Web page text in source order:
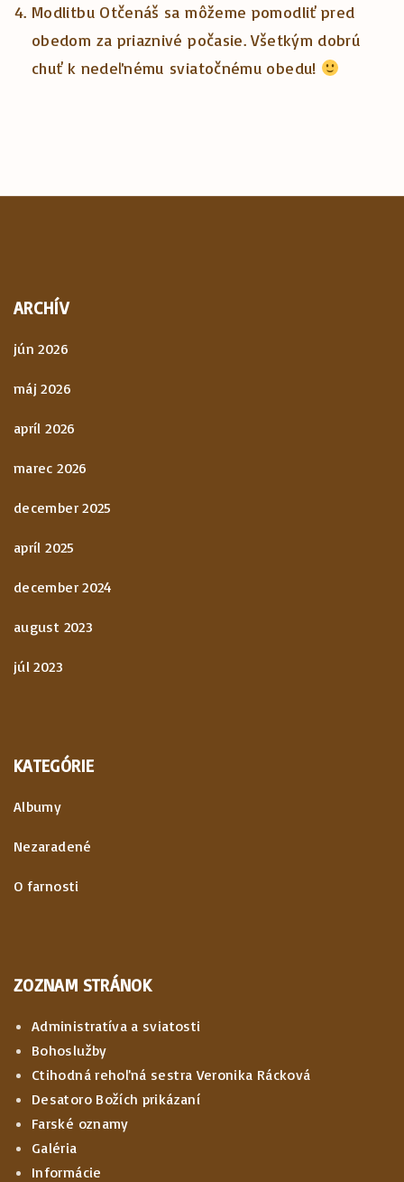
Modlitbu Otčenáš sa môžeme pomodliť pred
obedom za priaznivé počasie. Všetkým dobrú
chuť k nedeľnému sviatočnému obedu!
ARCHÍV
jún 2026
máj 2026
apríl 2026
marec 2026
december 2025
apríl 2025
december 2024
august 2023
júl 2023
KATEGÓRIE
Albumy
Nezaradené
O farnosti
ZOZNAM STRÁNOK
Administratíva a sviatosti
Bohoslužby
Ctihodná rehoľná sestra Veronika Rácková
Desatoro Božích prikázaní
Farské oznamy
Galéria
Informácie